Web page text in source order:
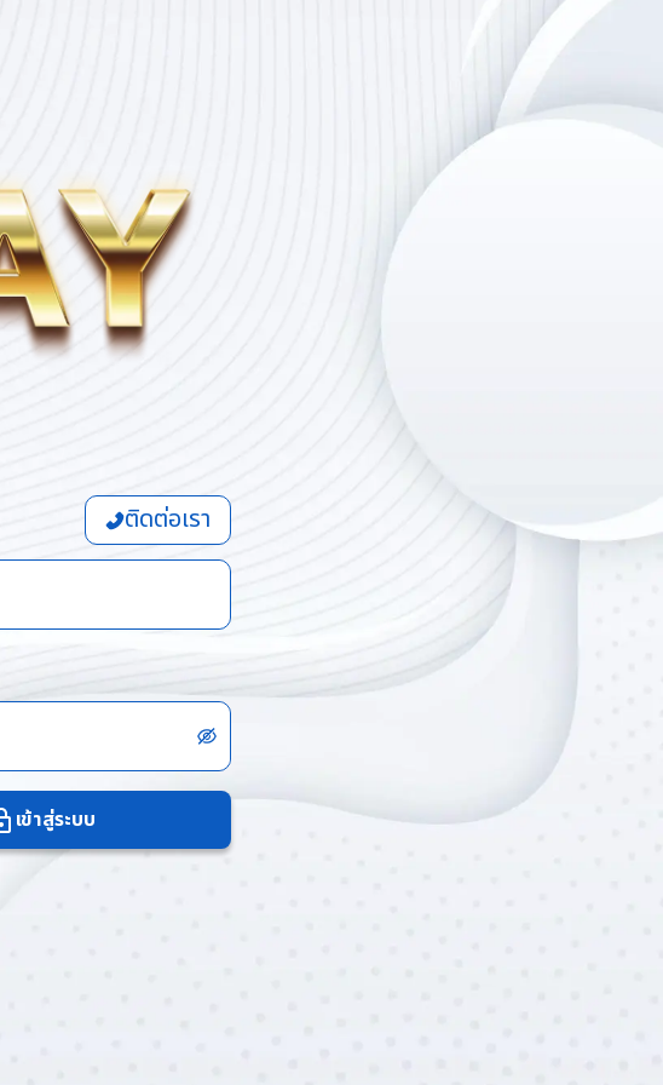
ติดต่อเรา
เข้าสู่ระบบ